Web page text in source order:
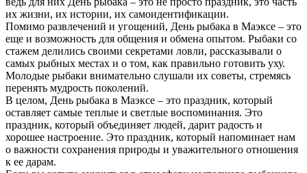
их жизни, их истории, их самоидентификации.
Помимо развлечений и угощений, День рыбака в Маэксе – это
еще и возможность для общения и обмена опытом. Рыбаки со
стажем делились своими секретами ловли, рассказывали о
самых рыбных местах и о том, как правильно готовить уху.
Молодые рыбаки внимательно слушали их советы, стремясь
перенять мудрость поколений.
В целом, День рыбака в Маэксе – это праздник, который
оставляет самые теплые и светлые воспоминания. Это
праздник, который объединяет людей, дарит радость и
хорошее настроение. Это праздник, который напоминает нам
о важности сохранения природы и уважительного отношения
к ее дарам.